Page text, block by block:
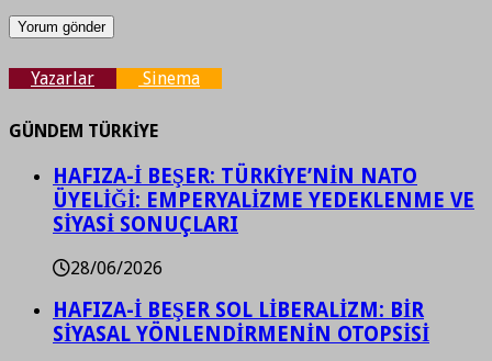
Yazarlar Sinema
GÜNDEM TÜRKİYE
HAFIZA-İ BEŞER: TÜRKİYE’NİN NATO
ÜYELİĞİ: EMPERYALİZME YEDEKLENME VE
SİYASİ SONUÇLARI
28/06/2026
HAFIZA-İ BEŞER SOL LİBERALİZM: BİR
SİYASAL YÖNLENDİRMENİN OTOPSİSİ